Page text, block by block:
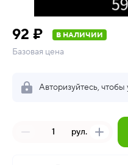
92 ₽ В НАЛИЧИИ
Базовая цена
Авторизуйтесь,
рул.